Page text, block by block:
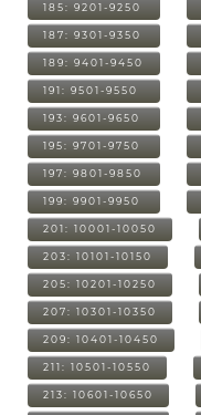
185: 9201-9250
187: 9301-9350
189: 9401-9450
191: 9501-9550
193: 9601-9650
195: 9701-9750
197: 9801-9850
199: 9901-9950
201: 10001-10050
203: 10101-10150
205: 10201-10250
207: 10301-10350
209: 10401-10450
211: 10501-10550
213: 10601-10650